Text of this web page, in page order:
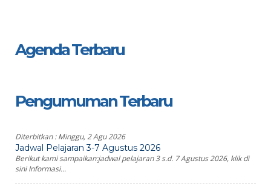
Agenda Terbaru
Pengumuman Terbaru
Diterbitkan :Minggu, 2 Agu 2026
Jadwal Pelajaran 3-7 Agustus 2026
Berikut kami sampaikan:jadwal pelajaran 3 s.d. 7 Agustus 2026, klik di
sini Informasi...